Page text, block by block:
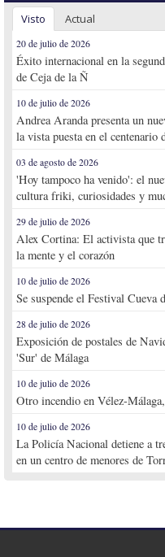
Visto Actual
20 de julio de 2026
Éxito internacional en la
de Ceja de la Ñ
10 de julio de 2026
Andrea Aranda presenta un
la vista puesta en el centenario
03 de agosto de 2026
'Hoy tampoco ha venido': el
cultura friki, curiosidades y
29 de julio de 2026
Alex Cortina: El activista que
la mente y el corazón
10 de julio de 2026
Se suspende el Festival Cueva
28 de julio de 2026
Exposición de postales de
'Sur' de Málaga
10 de julio de 2026
Otro incendio en Vélez-
10 de julio de 2026
La Policía Nacional detiene a
en un centro de menores de